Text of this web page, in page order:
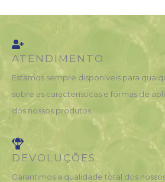
ATENDIMENTO
Estamos sempre disponíveis para
sobre as características e formas de
dos nossos produtos.
DEVOLUÇÕES
Garantimos a qualidade total dos